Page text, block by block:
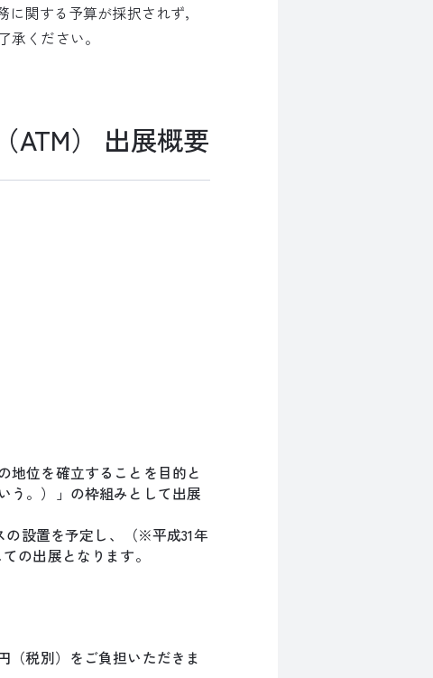
関する予算が採択されず，
ください。
ATM） 出展概要
地位を確立することを目的と
う。）」の枠組みとして出展
の設置を予定し、（※平成31年
の出展となります。
（税別）をご負担いただきま